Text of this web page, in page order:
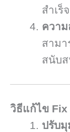
สำเร็
ควา
สามา
สนับ
วิธีแก้ไข
ปรับมุ